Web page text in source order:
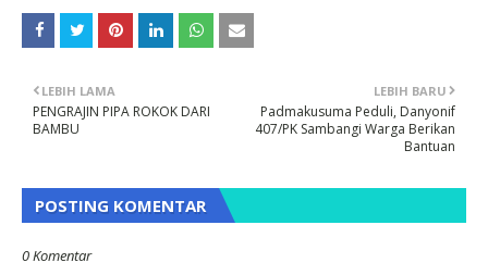
LEBIH BARU
Padmakusuma Peduli, Danyonif
407/PK Sambangi Warga Berikan
Bantuan
LEBIH LAMA
PENGRAJIN PIPA ROKOK DARI
BAMBU
POSTING KOMENTAR
0 Komentar